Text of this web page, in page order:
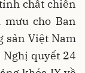
chất chiến
cho Ban
sản Việt Nam
quyết 24